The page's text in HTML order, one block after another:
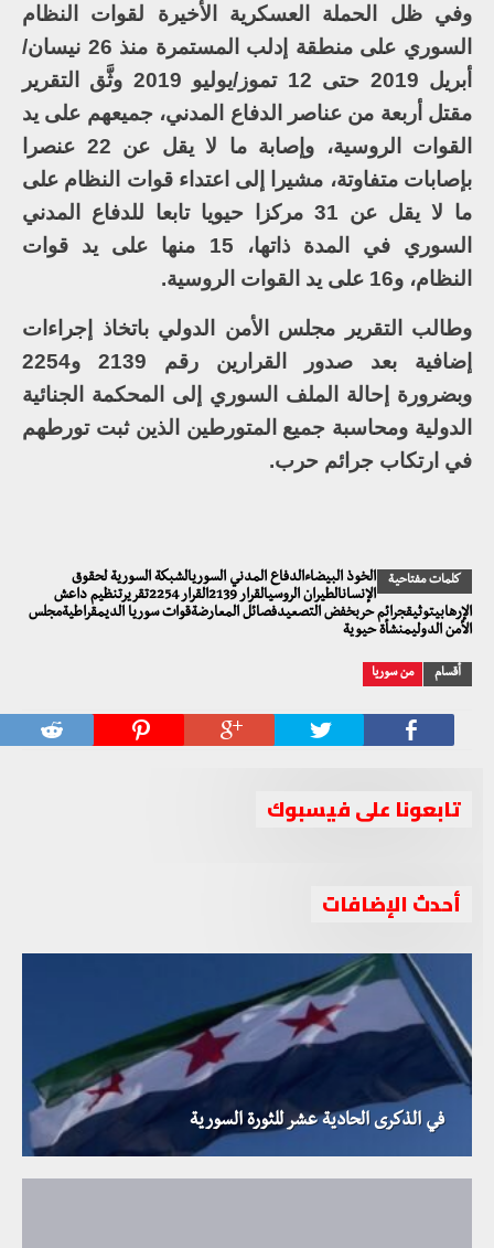
وفي ظل الحملة العسكرية الأخيرة لقوات النظام
السوري على منطقة إدلب المستمرة منذ 26 نيسان/
أبريل 2019 حتى 12 تموز/يوليو 2019 وثَّق التقرير
مقتل أربعة من عناصر الدفاع المدني، جميعهم على يد
القوات الروسية، وإصابة ما لا يقل عن 22 عنصرا
بإصابات متفاوتة، مشيرا إلى اعتداء قوات النظام على
ما لا يقل عن 31 مركزا حيويا تابعا للدفاع المدني
السوري في المدة ذاتها، 15 منها على يد قوات
النظام، و16 على يد القوات الروسية.
وطالب التقرير مجلس الأمن الدولي باتخاذ إجراءات
إضافية بعد صدور القرارين رقم 2139 و2254
وبضرورة إحالة الملف السوري إلى المحكمة الجنائية
الدولية ومحاسبة جميع المتورطين الذين ثبت تورطهم
في ارتكاب جرائم حرب.
كلمات مفتاحية
الخوذ البيضاءالدفاع المدني السوريالشبكة السورية لحقوق
الإنسانالطيران الروسيالقرار 2139القرار 2254تقريرتنظيم داعش
الإرهابيتوثيقجرائم حربخفض التصعيدفصائل المعارضةقوات سوريا الديمقراطيةمجلس
الأمن الدوليمنشأة حيوية
أقسام من سوريا
تابعونا على فيسبوك
أحدث الإضافات
في الذكرى الحادية عشر للثورة السورية